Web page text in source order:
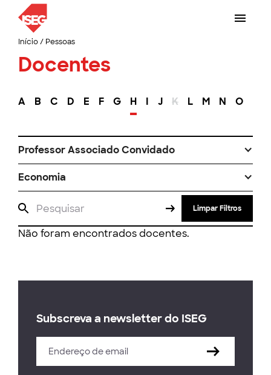
Início/ Pessoas
Docentes
A B C D E F G H I J K L M N O
Professor Associado Convidado
Economia
Limpar Filtros
Não foram encontrados docentes.
Subscreva a newsletter do ISEG